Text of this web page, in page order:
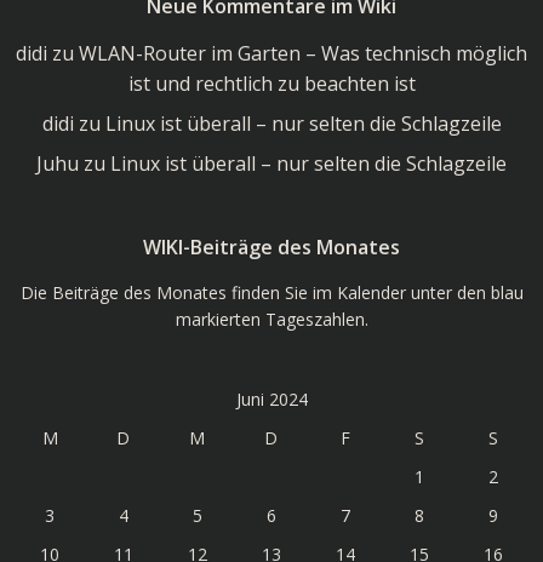
Wiki
Neue Kommentare im Wiki
didi zu WLAN-Router im Garten – Was technisch möglich
ist und rechtlich zu beachten ist
didi zu Linux ist überall – nur selten die Schlagzeile
Juhu zu Linux ist überall – nur selten die Schlagzeile
WIKI-Beiträge des Monates
Die Beiträge des Monates finden Sie im Kalender unter den blau
markierten Tageszahlen.
Juni 2024
M
D M D F S
S
1
2
3
4 5 6 7 8
9
10
11 12 13 14 15
16